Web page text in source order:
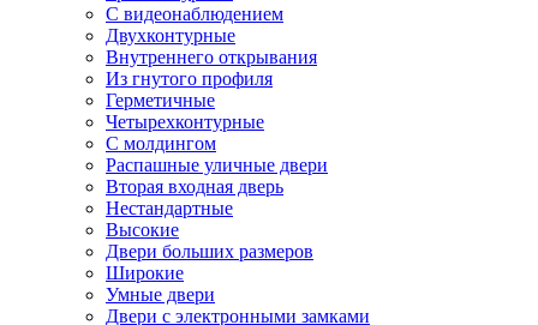
С видеонаблюдением
Двухконтурные
Внутреннего открывания
Из гнутого профиля
Герметичные
Четырехконтурные
С молдингом
Распашные уличные двери
Вторая входная дверь
Нестандартные
Высокие
Двери больших размеров
Широкие
Умные двери
Двери с электронными замками